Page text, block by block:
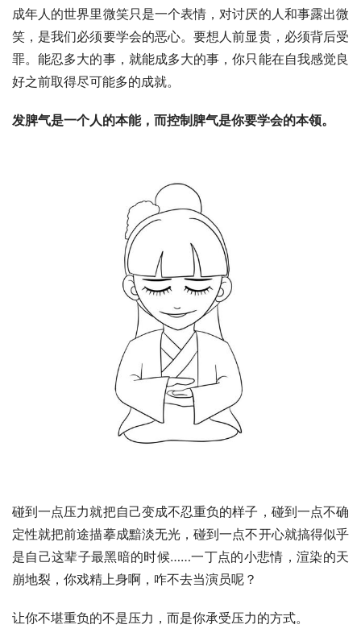
成年人的世界里微笑只是一个表情，对讨厌的人和事露出微
笑，是我们必须要学会的恶心。要想人前显贵，必须背后受
罪。能忍多大的事，就能成多大的事，你只能在自我感觉良
好之前取得尽可能多的成就。
发脾气是一个人的本能，而控制脾气是你要学会的本领。
碰到一点压力就把自己变成不忍重负的样子，碰到一点不确
定性就把前途描摹成黯淡无光，碰到一点不开心就搞得似乎
是自己这辈子最黑暗的时候……一丁点的小悲情，渲染的天
崩地裂，你戏精上身啊，咋不去当演员呢？
让你不堪重负的不是压力，而是你承受压力的方式。